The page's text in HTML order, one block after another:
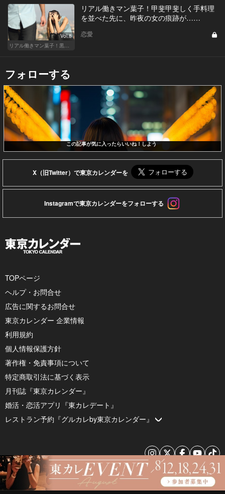
Vol.8
リアル働きマン葉子！甲斐甲斐しく手料理
を並べた先に、昨夜の女の痕跡が……
恋愛
フォローする
この記事が気に入ったらいいね！しよう
X（旧Twitter）で東京カレンダーを
Instagramで東京カレンダーをフォローする
TOPページ
ヘルプ・お問合せ
広告に関するお問合せ
東京カレンダー 企業情報
利用規約
個人情報保護方針
著作権・免責事項について
特定商取引法に基づく表示
月刊誌『東京カレンダー』
婚活・恋活アプリ『東カレデート』
レストラン予約『グルカレby東京カレンダー』
© 2026 by Tokyo Calendar, Inc.